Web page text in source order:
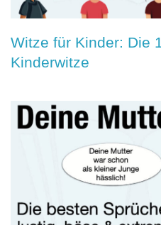
Witze für Kinder: Die
Kinderwitze